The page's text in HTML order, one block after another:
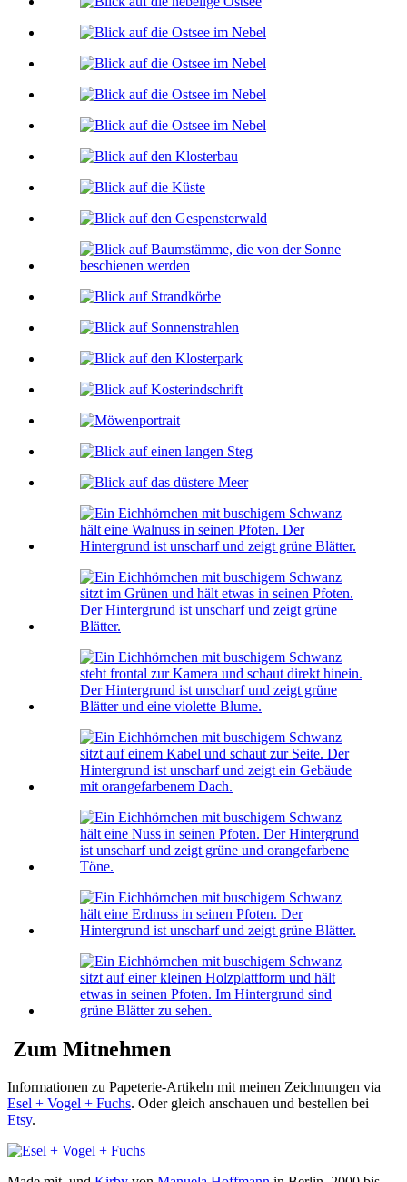
Zum Mitnehmen
Informationen zu Papeterie-Artikeln mit meinen Zeichnungen via
Esel + Vogel + Fuchs. Oder gleich anschauen und bestellen bei
Etsy.